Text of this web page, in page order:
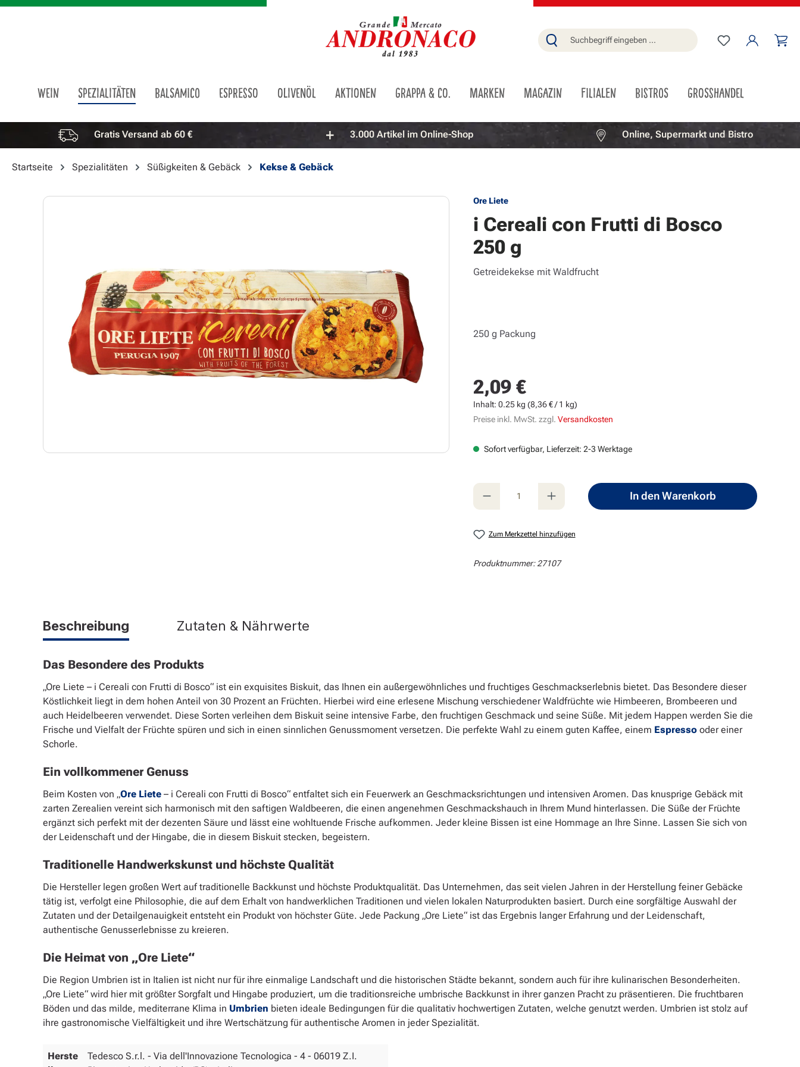
Du hast 0
WEIN SPEZIALITÄTEN BALSAMICO ESPRESSO OLIVENÖL AKTIONEN GRAPPA & CO. MARKEN MAGAZIN FILIALEN BISTROS GROSSHANDEL
Vorteile überspringen Gratis Versand ab 60 € 3.000 Artikel im Online-Shop Online, Supermarkt und Bistro
Startseite Spezialitäten Süßigkeiten & Gebäck Kekse & Gebäck
Bildergalerie überspringen Ore Liete
i Cereali con Frutti di Bosco
250 g
Getreidekekse mit Waldfrucht
250 g Packung
Regulärer Preis:
2,09 €
Inhalt:0.25 kg(8,36 € / 1 kg)
Preise inkl. MwSt. zzgl.Versandkosten
Sofort verfügbar, Lieferzeit: 2-3 Werktage
Produkt Anzahl: Gib den gewünschten Wert ein
In den Warenkorb
Zum Merkzettel hinzufügen
Produktnummer:27107
Beschreibung Zutaten & Nährwerte
Das Besondere des Produkts
„Ore Liete – i Cereali con Frutti di Bosco“ ist ein exquisites Biskuit, das Ihnen ein außergewöhnliches und fruchtiges Geschmackserlebnis bietet. Das Besondere dieser
Köstlichkeit liegt in dem hohen Anteil von 30 Prozent an Früchten. Hierbei wird eine erlesene Mischung verschiedener Waldfrüchte wie Himbeeren, Brombeeren und
auch Heidelbeeren verwendet. Diese Sorten verleihen dem Biskuit seine intensive Farbe, den fruchtigen Geschmack und seine Süße. Mit jedem Happen werden Sie die
Frische und Vielfalt der Früchte spüren und sich in einen sinnlichen Genussmoment versetzen. Die perfekte Wahl zu einem guten Kaffee, einem Espresso oder einer
Schorle.
Ein vollkommener Genuss
Beim Kosten von „Ore Liete – i Cereali con Frutti di Bosco“ entfaltet sich ein Feuerwerk an Geschmacksrichtungen und intensiven Aromen. Das knusprige Gebäck mit
zarten Zerealien vereint sich harmonisch mit den saftigen Waldbeeren, die einen angenehmen Geschmackshauch in Ihrem Mund hinterlassen. Die Süße der Früchte
ergänzt sich perfekt mit der dezenten Säure und lässt eine wohltuende Frische aufkommen. Jeder kleine Bissen ist eine Hommage an Ihre Sinne. Lassen Sie sich von
der Leidenschaft und der Hingabe, die in diesem Biskuit stecken, begeistern.
Traditionelle Handwerkskunst und höchste Qualität
Die Hersteller legen großen Wert auf traditionelle Backkunst und höchste Produktqualität. Das Unternehmen, das seit vielen Jahren in der Herstellung feiner Gebäcke
tätig ist, verfolgt eine Philosophie, die auf dem Erhalt von handwerklichen Traditionen und vielen lokalen Naturprodukten basiert. Durch eine sorgfältige Auswahl der
Zutaten und der Detailgenauigkeit entsteht ein Produkt von höchster Güte. Jede Packung „Ore Liete“ ist das Ergebnis langer Erfahrung und der Leidenschaft,
authentische Genusserlebnisse zu kreieren.
Die Heimat von „Ore Liete“
Die Region Umbrien ist in Italien ist nicht nur für ihre einmalige Landschaft und die historischen Städte bekannt, sondern auch für ihre kulinarischen Besonderheiten.
„Ore Liete“ wird hier mit größter Sorgfalt und Hingabe produziert, um die traditionsreiche umbrische Backkunst in ihrer ganzen Pracht zu präsentieren. Die fruchtbaren
Böden und das milde, mediterrane Klima in Umbrien bieten ideale Bedingungen für die qualitativ hochwertigen Zutaten, welche genutzt werden. Umbrien ist stolz auf
ihre gastronomische Vielfältigkeit und ihre Wertschätzung für authentische Aromen in jeder Spezialität.
Herste
Tedesco S.r.l. - Via dell'Innovazione Tecnologica - 4 - 06019 Z.I.